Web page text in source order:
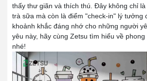
thấy thư giãn và thích thú. Đây không chỉ
trà sữa mà còn là điểm "check-in" lý tưởng
khoảnh khắc đáng nhớ cho những người
yêu này, hãy cùng Zetsu tìm hiểu về
nhé!